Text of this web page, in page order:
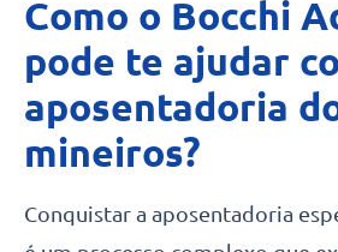
Como o Bocchi
pode te ajudar
aposentadoria
mineiros?
Conquistar a aposentadoria